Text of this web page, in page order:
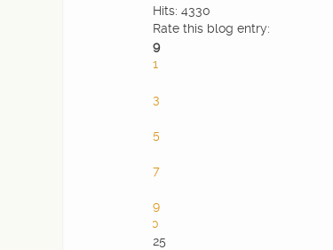
Hits: 4330
Rate this blog entry:
9
1
3
5
7
9
10
25